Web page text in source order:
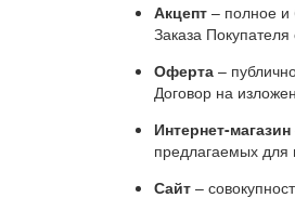
Акцепт – полное и
Заказа
Оферта –
Договор на
Интернет-магазин
предлагаемых для
Сайт –